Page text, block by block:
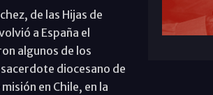
de las Hijas de
a España el
algunos de los
diocesano de
en Chile, en la